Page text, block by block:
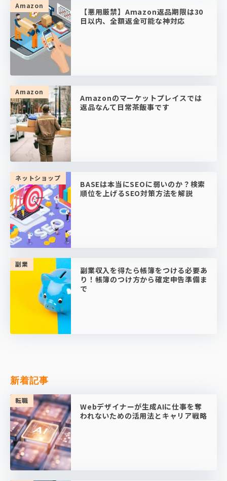
Amazon
【悪用厳禁】Amazon返品期限は30
日以内、全額返金可能な神対応
Amazon
Amazonのマーケットプレイスでは
返品なんて日常茶飯事です
ネットショップ
BASEは本当にSEOに弱いのか？検索
順位を上げるSEO対策方法を解説
副業
副業収入を得たら帳簿をつける必要あ
り！帳簿のつけ方から確定申告準備ま
で
新着記事
転職
Webデザイナーが生成AIに仕事を奪
われないための活用法とキャリア戦略